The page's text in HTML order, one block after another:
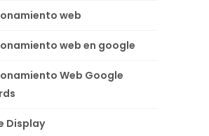
web
web en google
Web Google
Display